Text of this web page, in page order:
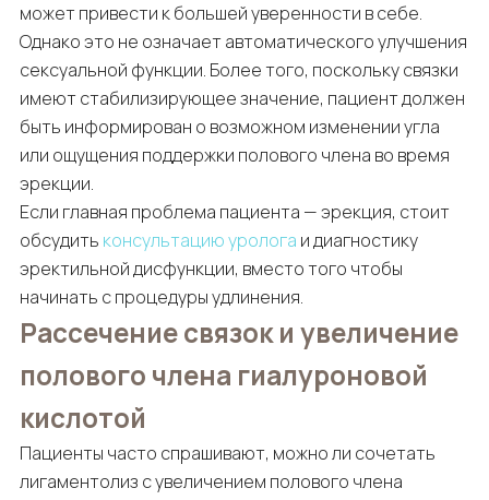
может привести к большей уверенности в себе.
Однако это не означает автоматического улучшения
сексуальной функции. Более того, поскольку связки
имеют стабилизирующее значение, пациент должен
быть информирован о возможном изменении угла
или ощущения поддержки полового члена во время
эрекции.
Если главная проблема пациента — эрекция, стоит
обсудить консультацию уролога и диагностику
эректильной дисфункции, вместо того чтобы
начинать с процедуры удлинения.
Рассечение связок и увеличение
полового члена гиалуроновой
кислотой
Пациенты часто спрашивают, можно ли сочетать
лигаментолиз с увеличением полового члена